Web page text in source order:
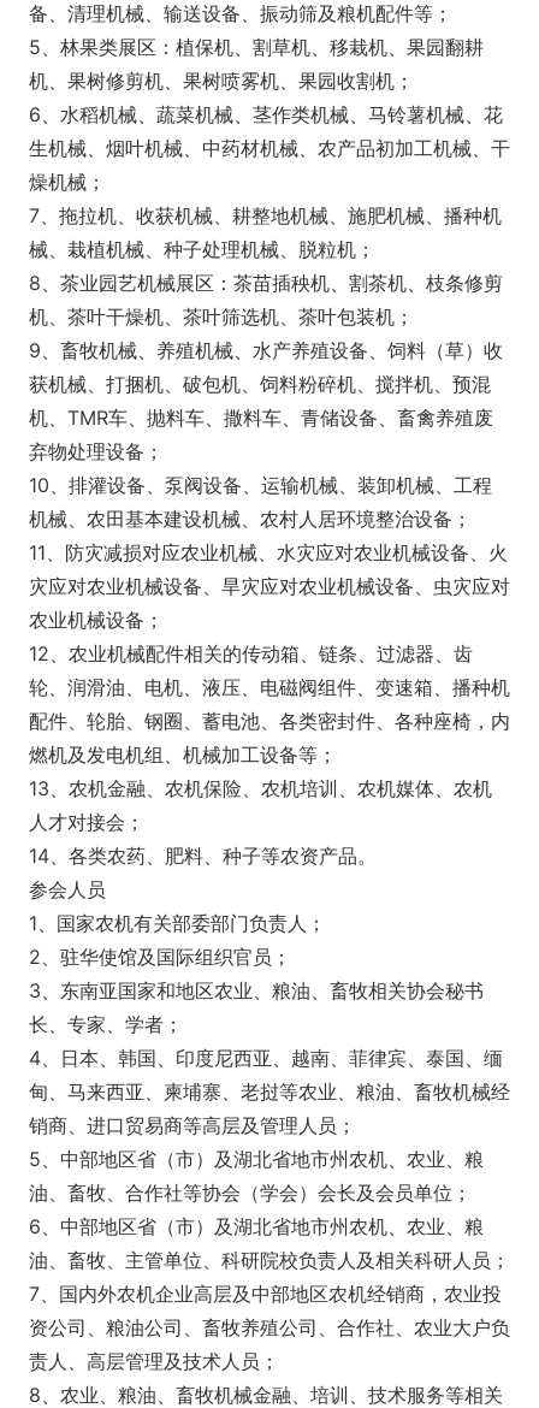
备、清理机械、输送设备、振动筛及粮机配件等；
5、林果类展区：植保机、割草机、移栽机、果园翻耕
机、果树修剪机、果树喷雾机、果园收割机；
6、水稻机械、蔬菜机械、茎作类机械、马铃薯机械、花
生机械、烟叶机械、中药材机械、农产品初加工机械、干
燥机械；
7、拖拉机、收获机械、耕整地机械、施肥机械、播种机
械、栽植机械、种子处理机械、脱粒机；
8、茶业园艺机械展区：茶苗插秧机、割茶机、枝条修剪
机、茶叶干燥机、茶叶筛选机、茶叶包装机；
9、畜牧机械、养殖机械、水产养殖设备、饲料（草）收
获机械、打捆机、破包机、饲料粉碎机、搅拌机、预混
机、TMR车、抛料车、撒料车、青储设备、畜禽养殖废
弃物处理设备；
10、排灌设备、泵阀设备、运输机械、装卸机械、工程
机械、农田基本建设机械、农村人居环境整治设备；
11、防灾减损对应农业机械、水灾应对农业机械设备、火
灾应对农业机械设备、旱灾应对农业机械设备、虫灾应对
农业机械设备；
12、农业机械配件相关的传动箱、链条、过滤器、齿
轮、润滑油、电机、液压、电磁阀组件、变速箱、播种机
配件、轮胎、钢圈、蓄电池、各类密封件、各种座椅，内
燃机及发电机组、机械加工设备等；
13、农机金融、农机保险、农机培训、农机媒体、农机
人才对接会；
14、各类农药、肥料、种子等农资产品。
参会人员
1、国家农机有关部委部门负责人；
2、驻华使馆及国际组织官员；
3、东南亚国家和地区农业、粮油、畜牧相关协会秘书
长、专家、学者；
4、日本、韩国、印度尼西亚、越南、菲律宾、泰国、缅
甸、马来西亚、柬埔寨、老挝等农业、粮油、畜牧机械经
销商、进口贸易商等高层及管理人员；
5、中部地区省（市）及湖北省地市州农机、农业、粮
油、畜牧、合作社等协会（学会）会长及会员单位；
6、中部地区省（市）及湖北省地市州农机、农业、粮
油、畜牧、主管单位、科研院校负责人及相关科研人员；
7、国内外农机企业高层及中部地区农机经销商，农业投
资公司、粮油公司、畜牧养殖公司、合作社、农业大户负
责人、高层管理及技术人员；
8、农业、粮油、畜牧机械金融、培训、技术服务等相关